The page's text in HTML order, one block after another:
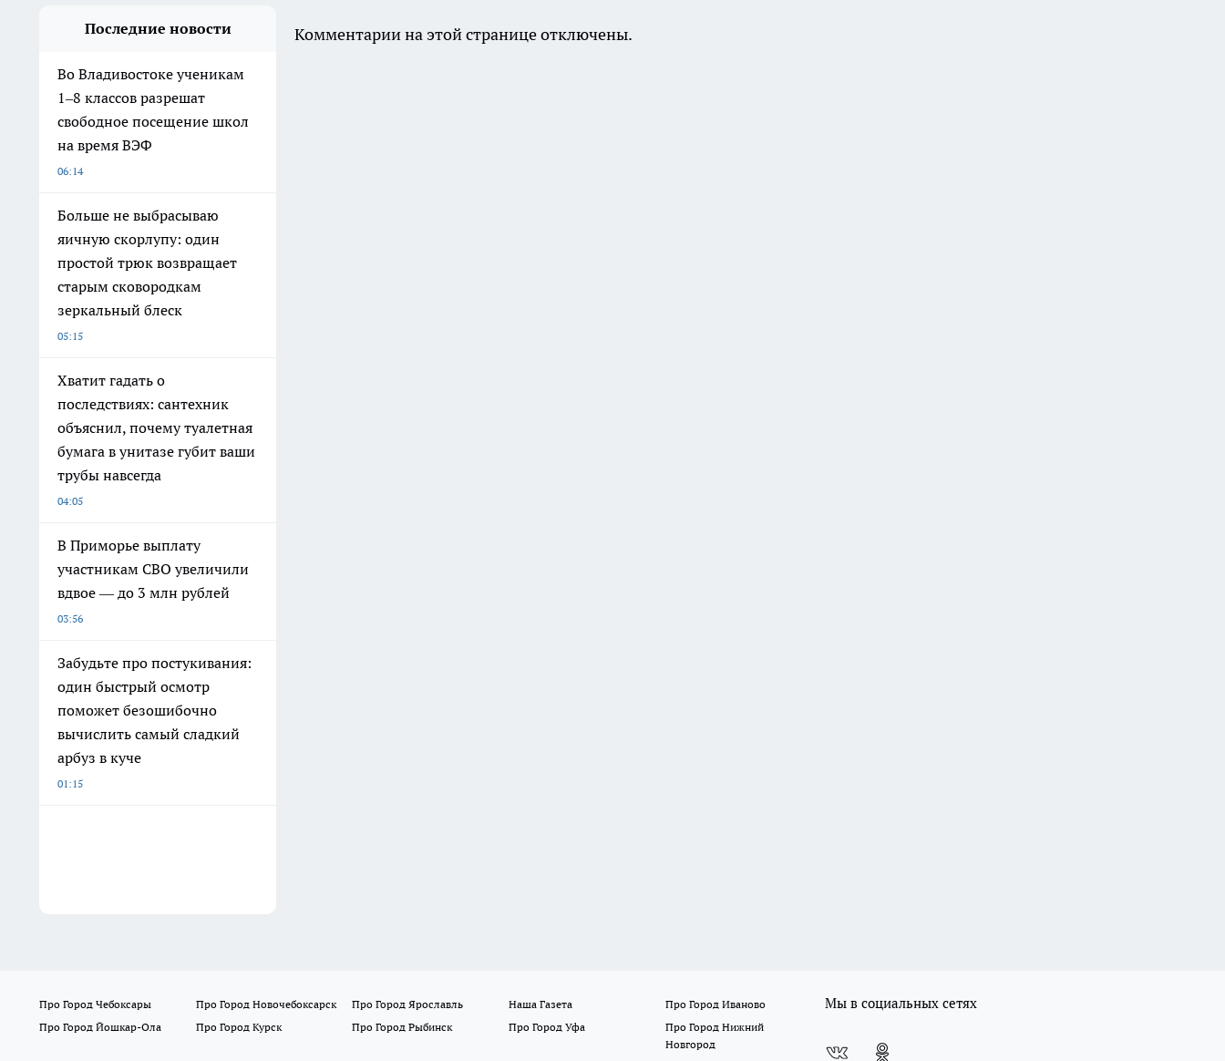
Последние новости
Во Владивостоке ученикам
1–8 классов разрешат
свободное посещение школ
на время ВЭФ
06:14
Больше не выбрасываю
яичную скорлупу: один
простой трюк возвращает
старым сковородкам
зеркальный блеск
05:15
Хватит гадать о
последствиях: сантехник
объяснил, почему туалетная
бумага в унитазе губит ваши
трубы навсегда
04:05
В Приморье выплату
участникам СВО увеличили
вдвое — до 3 млн рублей
03:56
Забудьте про постукивания:
один быстрый осмотр
поможет безошибочно
вычислить самый сладкий
арбуз в куче
01:15
Комментарии на этой странице отключены.
Про Город Чебоксары Про Город Новочебоксарск Про Город Ярославль Наша Газета
Про Город Иваново
Про Город Йошкар-Ола
Про Город Курск Про Город Рыбинск Про Город Уфа
Про Город Нижний
Новгород
Мы в социальных сетях